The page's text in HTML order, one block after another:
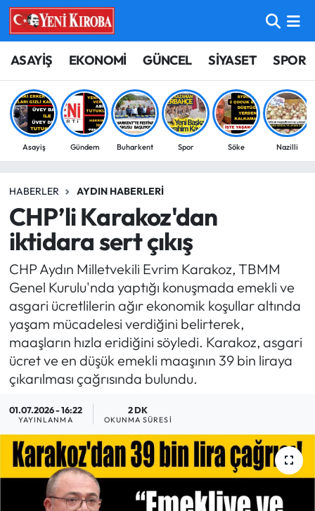
ASAYİŞ EKONOMİ GÜNCEL SİYASET SPOR
Asayiş Gündem Buharkent Spor Söke Nazilli
HABERLER AYDIN HABERLERI
CHP’li Karakoz'dan
iktidara sert çıkış
CHP Aydın Milletvekili Evrim Karakoz, TBMM
Genel Kurulu'nda yaptığı konuşmada emekli ve
asgari ücretlilerin ağır ekonomik koşullar altında
yaşam mücadelesi verdiğini belirterek,
maaşların hızla eridiğini söyledi. Karakoz, asgari
ücret ve en düşük emekli maaşının 39 bin liraya
çıkarılması çağrısında bulundu.
01.07.2026 - 16:22
YAYINLANMA
2 DK
OKUNMA SÜRESI
ASAYİŞ
BİLİM-TEKNOLOJİ
ÇEVRE
EĞİTİM
EKONOMİ
GÜNCEL
GÜNDEM
MAGAZİN
SAĞLIK
SİYASET
SPOR
TARIM
Aydın Nöbetçi Eczaneler
Aydın Hava Durumu
Aydin Namaz Vakitleri
Süper Lig Puan Durumu ve Fikstür
Tüm Manşetler
Son Dakika Haberleri
Haber Arşivi